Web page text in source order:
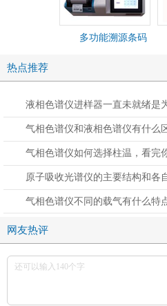
多功能溯源条码
热点推荐
液相色谱仪进样器一直未就绪是
气相色谱仪和液相色谱仪有什么
气相色谱仪如何选择柱温，看完
原子吸收光谱仪的主要结构和各
气相色谱仪不同的载气有什么特
网友热评